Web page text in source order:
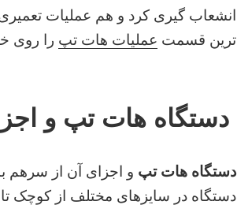
انشعاب گیری کرد و هم عملیات
ترین قسمت عملیات هات تپ را روی
دستگاه هات تپ و
دستگاه هات تپ و اجزای آن از سرهم
دستگاه در سایزهای مختلف از کوچک